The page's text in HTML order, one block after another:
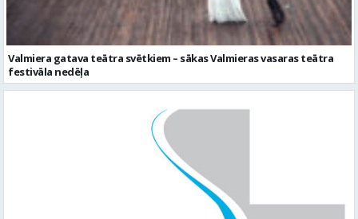
Valmiera gatava teātra svētkiem – sākas Valmieras vasaras teātra
festivāla nedēļa